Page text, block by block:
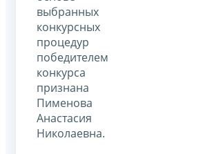
выбранных
конкурсных
процедур
победителем
конкурса
признана
Пименова
Анастасия
Николаевна.